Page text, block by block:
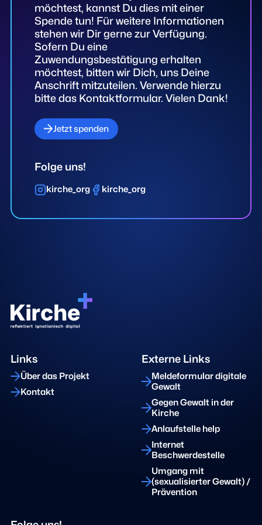
möchtest, kannst Du dies mit einer
Spende tun! Für weitere Informationen
stehen wir Dir gerne zur Verfügung.
Sofern Du eine
Zuwendungsbestätigung erhalten
möchtest, bitten wir Dich, uns Deine
Anschrift mitzuteilen. Verwende hierzu
bitte das Kontaktformular. Vielen Dank!
Jetzt spenden
Folge uns!
kirche_org kirche_org
Links
Über das Projekt
Kontakt
Externe Links
Meldeformular digitale
Gewalt
Gegen Gewalt in der
Kirche
Anlaufstelle help
Internet
Beschwerdestelle
Umgang mit
(sexualisierter Gewalt) /
Prävention